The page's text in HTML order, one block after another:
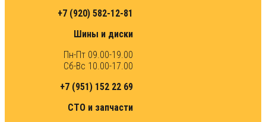
+7 (920) 582-12-81
Шины и диски
Пн-Пт 09.00-19.00
Сб-Вс 10.00-17.00
+7 (951) 152 22 69
СТО и запчасти